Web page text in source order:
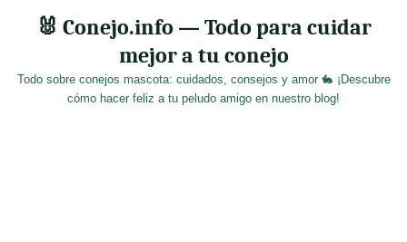
🐰 Conejo.info — Todo para cuidar
mejor a tu conejo
Todo sobre conejos mascota: cuidados, consejos y amor 🐇 ¡Descubre
cómo hacer feliz a tu peludo amigo en nuestro blog!